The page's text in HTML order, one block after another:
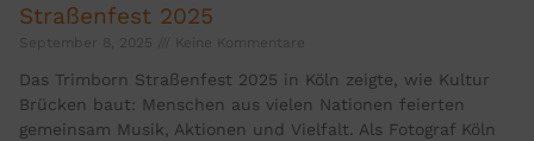
Straßenfest 2025
Das Trimborn Straßenfest 2025 in Köln zeigte, wie Kultur
Brücken baut: Menschen aus vielen Nationen feierten
gemeinsam Musik, Aktionen und Vielfalt. Als Fotograf Köln